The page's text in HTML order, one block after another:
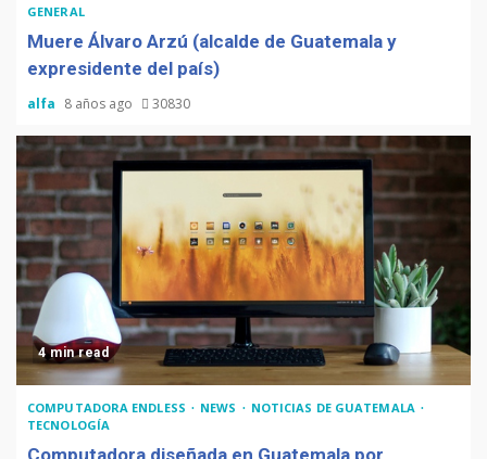
GENERAL
Muere Álvaro Arzú (alcalde de Guatemala y
expresidente del país)
alfa 8 años ago 30830
4 min read
COMPUTADORA ENDLESS NEWS
NOTICIAS DE GUATEMALA
TECNOLOGÍA
Computadora diseñada en Guatemala por